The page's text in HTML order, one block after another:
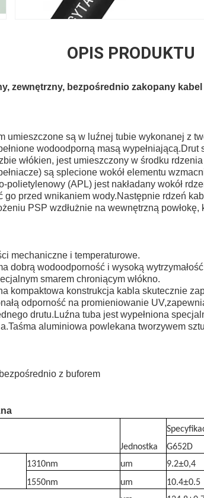
OPIS PRODUKTU
zewnętrzny, bezpośrednio zakopany kabel
umieszczone są w luźnej tubie wykonanej z
wodoodporną masą
włókien, jest umieszczony w środku
są splecione wokół elementu
polietylenowy (APL) jest nakładany wokół
go przed wnikaniem wody.Następnie rdzeń
PSP wzdłużnie na wewnętrzną
mechaniczne i temperaturowe.
dobrą wodoodporność i wysoką
smarem chroniącym włókno.
kompaktowa konstrukcja kabla skutecznie
odporność na promieniowanie UV,
drutu. Luźna tuba jest wypełniona
Taśma aluminiowa powlekana tworzywem
z buforem
Jednostka
G652D
1310nm um 9.2±0,4
1550nm
um 10.4±0.5